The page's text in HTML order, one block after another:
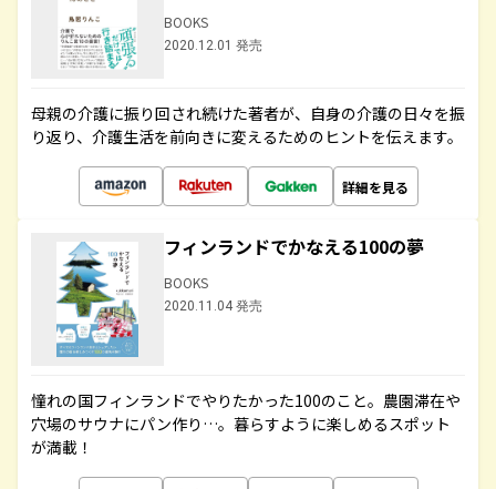
BOOKS
2020.12.01 発売
母親の介護に振り回され続けた著者が、自身の介護の日々を振
り返り、介護生活を前向きに変えるためのヒントを伝えます。
詳細を見る
フィンランドでかなえる100の夢
BOOKS
2020.11.04 発売
憧れの国フィンランドでやりたかった100のこと。農園滞在や
穴場のサウナにパン作り…。暮らすように楽しめるスポット
が満載！